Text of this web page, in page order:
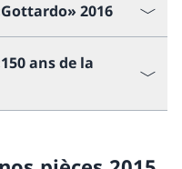
2016
ans de la